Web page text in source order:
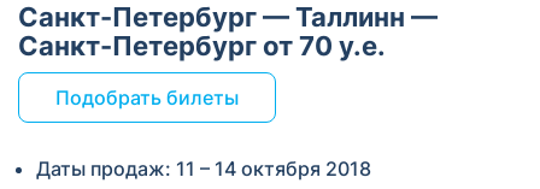
Санкт-Петербург — Таллинн —
Санкт-Петербург от 70 у.е.
Подобрать билеты
Даты продаж: 11 – 14 октября 2018